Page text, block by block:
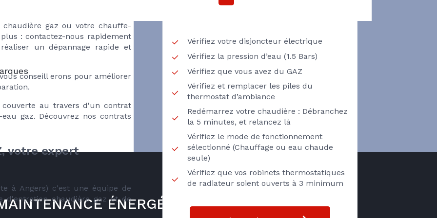
gaz ou votre chauffe-
: contactez-nous rapidement
un dépannage rapide et
conseill erons pour améliorer
au travers d'un contrat
gaz. Découvrez nos contrats
votre expert
à Angers) c'est une équipe de
d'entretien chaudière gaz et de
Vérifiez votre disjoncteur électrique
Vérifiez la pression d’eau (1.5 Bars)
Vérifiez que vous avez du GAZ
Vérifiez et remplacer les piles du
thermostat d’ambiance
Redémarrez votre chaudière : Débranchez
la 5 minutes, et relancez là
Vérifiez le mode de fonctionnement
sélectionné (Chauffage ou eau chaude
seule)
Vérifiez que vos robinets thermostatiques
de radiateur soient ouverts à 3 minimum
ÉNERGÉTIQUE